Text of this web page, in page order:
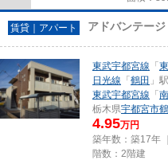
賃貸｜アパート アドバンテー
東武宇都宮線 「
日光線 「 鶴田 」
東武宇都宮線 「
栃木県宇都宮市
4.95万円
築年数：築17年
階数：2階建